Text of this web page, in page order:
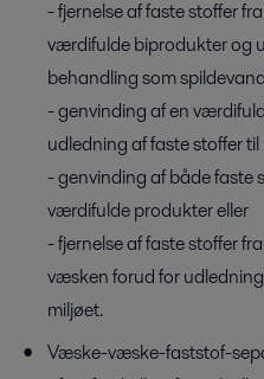
- fjernelse af faste stoffer
værdifulde biprodukter og
behandling som spildevand
- genvinding af en
udledning af faste stoffer
- genvinding af både faste
værdifulde produkter eller
- fjernelse af faste stoffer
væsken forud for
miljøet.
Væske-væske-faststof-